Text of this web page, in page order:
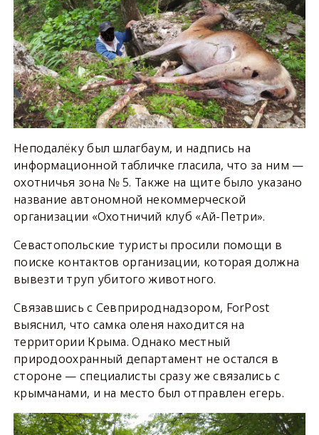
Неподалёку был шлагбаум, и надпись на
информационной табличке гласила, что за ним —
охотничья зона № 5. Также на щите было указано
название автономной некоммерческой
организации «Охотничий клуб «Ай-Петри».
Севастопольские туристы просили помощи в
поиске контактов организации, которая должна
вывезти труп убитого животного.
Связавшись с Севприроднадзором, ForPost
выяснил, что самка оленя находится на
территории Крыма. Однако местный
природоохранный департамент не остался в
стороне — специалисты сразу же связались с
крымчанами, и на место был отправлен егерь.